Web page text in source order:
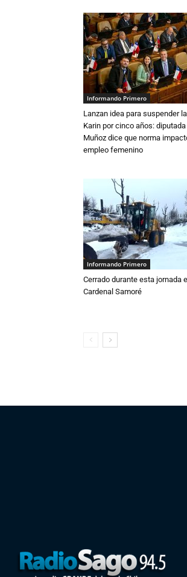
Informando Primero
Lanzan idea para suspender
Karin por cinco años:
Muñoz dice que norma
empleo femenino
Informando Primero
Cerrado durante esta jornada
Cardenal Samoré